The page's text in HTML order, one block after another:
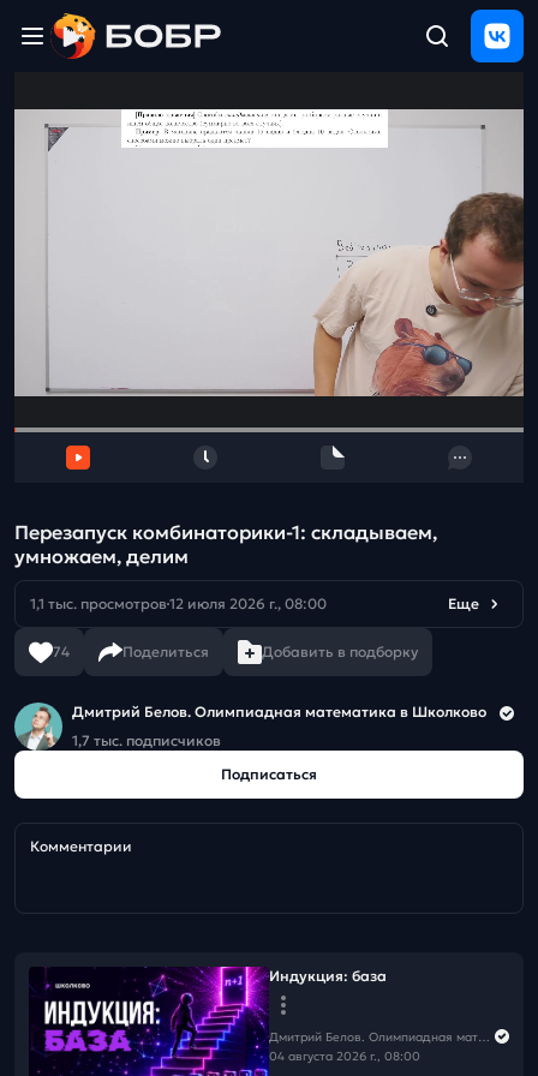
ЩЕЛЧОК
2026
и
Перезапуск комбинаторики-1: складываем,
умножаем, делим
1,1 тыс. просмотров 12 июля 2026 г., 08:00 Еще
74 Поделиться Добавить в подборку
Дмитрий Белов. Олимпиадная математика в Школково
1,7 тыс. подписчиков
Подписаться
Комментарии
Индукция: база
Дмитрий Белов. Олимпиадная математика в Школково
04 августа 2026 г., 08:00